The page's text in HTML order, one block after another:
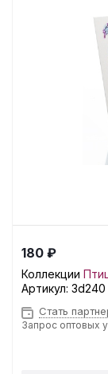
180 ₽
Коллекции
Артикул: 3d240
Стать
Запрос оптовых